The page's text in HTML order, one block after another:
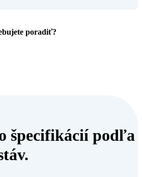
poradiť?
špecifikácií podľa